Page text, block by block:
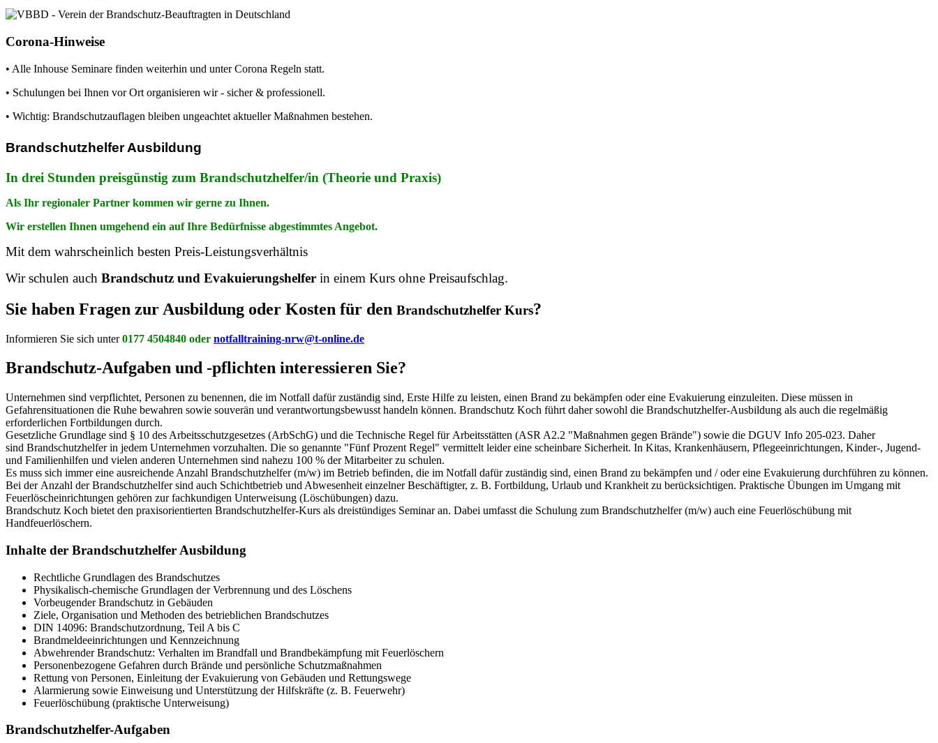
Corona-Hinweise
• Alle Inhouse Seminare finden weiterhin und unter Corona Regeln statt.
• Schulungen bei Ihnen vor Ort organisieren wir - sicher & professionell.
• Wichtig: Brandschutzauflagen bleiben ungeachtet aktueller Maßnahmen bestehen.
Brandschutzhelfer Ausbildung
In drei Stunden preisgünstig zum Brandschutzhelfer/in (Theorie und Praxis)
Als Ihr regionaler Partner kommen wir gerne zu Ihnen.
Wir erstellen Ihnen umgehend ein auf Ihre Bedürfnisse abgestimmtes Angebot.
Mit dem wahrscheinlich besten Preis-Leistungsverhältnis
Wir schulen auch Brandschutz und Evakuierungshelfer in einem Kurs ohne Preisaufschlag.
Sie haben Fragen zur Ausbildung oder Kosten für den Brandschutzhelfer Kurs?
Informieren Sie sich unter0177 4504840 oder notfalltraining-nrw@t-online.de
Brandschutz-Aufgaben und -pflichten interessieren Sie?
Unternehmen sind verpflichtet, Personen zu benennen, die im Notfall dafür zuständig sind, Erste Hilfe zu leisten, einen Brand zu bekämpfen oder eine Evakuierung einzuleiten. Diese müssen in
Gefahrensituationen die Ruhe bewahren sowie souverän und verantwortungsbewusst handeln können. Brandschutz Koch führt daher sowohl die Brandschutzhelfer-Ausbildung als auch die regelmäßig
erforderlichen Fortbildungen durch.
Gesetzliche Grundlage sind § 10 des Arbeitsschutzgesetzes (ArbSchG) und die Technische Regel für Arbeitsstätten (ASR A2.2 "Maßnahmen gegen Brände") sowie die DGUV Info 205-023. Daher
sind Brandschutzhelfer in jedem Unternehmen vorzuhalten. Die so genannte "Fünf Prozent Regel" vermittelt leider eine scheinbare Sicherheit. In Kitas, Krankenhäusern, Pflegeeinrichtungen, Kinder-, Jugend-
und Familienhilfen und vielen anderen Unternehmen sind nahezu 100 % der Mitarbeiter zu schulen.
Es muss sich immer eine ausreichende Anzahl Brandschutzhelfer (m/w) im Betrieb befinden, die im Notfall dafür zuständig sind, einen Brand zu bekämpfen und / oder eine Evakuierung durchführen zu können.
Bei der Anzahl der Brandschutzhelfer sind auch Schichtbetrieb und Abwesenheit einzelner Beschäftigter, z. B. Fortbildung, Urlaub und Krankheit zu berücksichtigen. Praktische Übungen im Umgang mit
Feuerlöscheinrichtungen gehören zur fachkundigen Unterweisung (Löschübungen) dazu.
Brandschutz Koch bietet den praxisorientierten Brandschutzhelfer-Kurs als dreistündiges Seminar an. Dabei umfasst die Schulung zum Brandschutzhelfer (m/w) auch eine Feuerlöschübung mit
Handfeuerlöschern.
Inhalte der Brandschutzhelfer Ausbildung
Rechtliche Grundlagen des Brandschutzes
Physikalisch-chemische Grundlagen der Verbrennung und des Löschens
Vorbeugender Brandschutz in Gebäuden
Ziele, Organisation und Methoden des betrieblichen Brandschutzes
DIN 14096: Brandschutzordnung, Teil A bis C
Brandmeldeeinrichtungen und Kennzeichnung
Abwehrender Brandschutz: Verhalten im Brandfall und Brandbekämpfung mit Feuerlöschern
Personenbezogene Gefahren durch Brände und persönliche Schutzmaßnahmen
Rettung von Personen, Einleitung der Evakuierung von Gebäuden und Rettungswege
Alarmierung sowie Einweisung und Unterstützung der Hilfskräfte (z. B. Feuerwehr)
Feuerlöschübung (praktische Unterweisung)
Brandschutzhelfer-Aufgaben